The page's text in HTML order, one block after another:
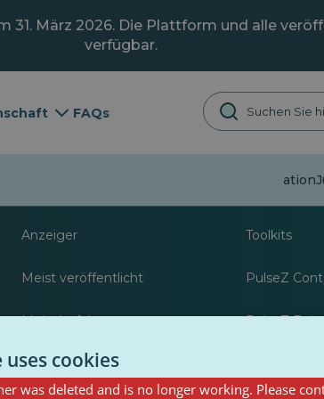
31. März 2026. Die Plattform und alle
verfügbar.
FAQs
Fehlinformation
Anzeiger
Meist veröffentlicht
Meist befolgt
Toolkits
PulseZ
PulseZ
cookies
was deleted and is no longer working. Please